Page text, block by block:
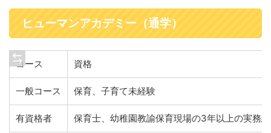
ヒューマンアカデミー（通学）
コース 資格
一般コース 保育、子育て未経験
有資格者 保育士、幼稚園教諭保育現場の3年以上の実務